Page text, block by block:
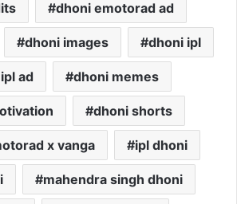
dhoni emotorad ad
dhoni images dhoni ipl
ad dhoni memes
dhoni shorts
x vanga ipl dhoni
mahendra singh dhoni